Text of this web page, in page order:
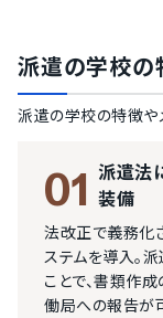
派遣の学校の
派遣の学校の特徴や
01 派遣法
装備
法改正で義務化
ステムを導入。
ことで、書類作
働局への報告が